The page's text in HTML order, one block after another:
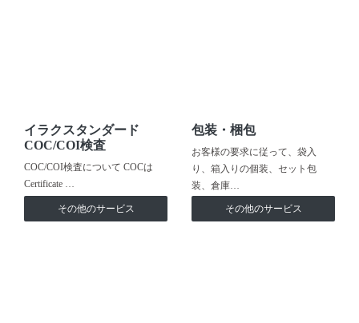
イラクスタンダード
COC/COI検査
COC/COI検査について COCは
Certificate …
その他のサービス
包装・梱包
お客様の要求に従って、袋入
り、箱入りの個装、セット包
装、倉庫…
その他のサービス